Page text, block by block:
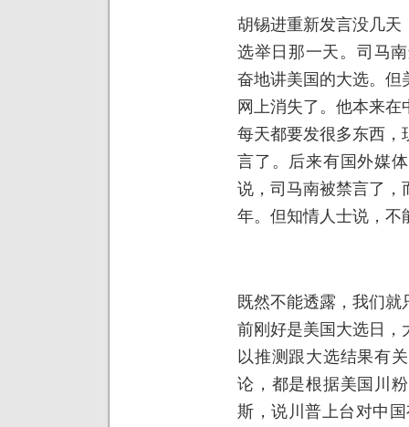
胡锡进重新发言没几天
选举日那一天。司马
奋地讲美国的大选。但
网上消失了。他本来
每天都要发很多东西，
言了。后来有国外媒
说，司马南被禁言了，
年。但知情人士说，不
既然不能透露，我们
前刚好是美国大选日，
以推测跟大选结果有
论，都是根据美国川
斯，说川普上台对中